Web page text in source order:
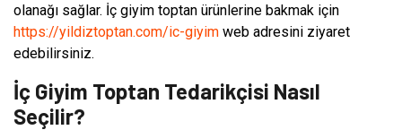
olanağı sağlar. İç giyim toptan ürünlerine bakmak için
https://yildiztoptan.com/ic-giyim web adresini ziyaret
edebilirsiniz.
İç Giyim Toptan Tedarikçisi Nasıl
Seçilir?